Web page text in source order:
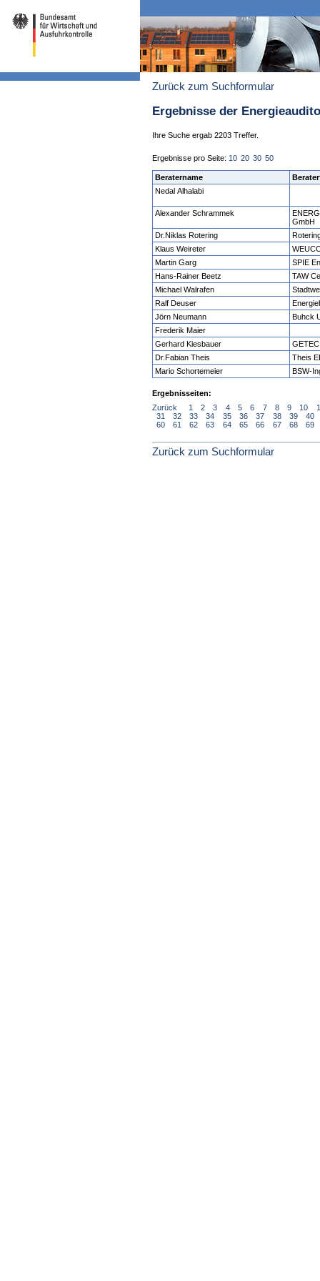
Zurück zum Suchformular
Ergebnisse der
Ihre Suche ergab 2203 Treffer.
Ergebnisse pro Seite: 10 20 30 50
Beratername
Nedal Alhalabi
Alexander Schrammek
GmbH
Dr.Niklas Rotering
Klaus Weireter
Martin Garg
SPIE
Hans-Rainer Beetz
TAW
Michael Walrafen
Ralf Deuser
Jörn Neumann
Buhck
Frederik Maier
Gerhard Kiesbauer
Dr.Fabian Theis
Theis
Mario Schortemeier
BSW-
Ergebnisseiten:
Zurück
1 2 3 4 5 6 7 8 9 10
31
32 33 34 35 36 37 38 39
40
60
61 62 63 64 65 66 67 68 69
Zurück zum Suchformular